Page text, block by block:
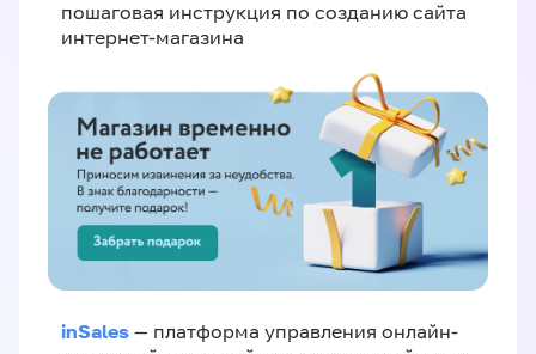
пошаговая инструкция по созданию сайта
интернет-магазина
inSales — платформа управления онлайн-